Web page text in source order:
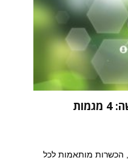
לקראת השנה האזרחית החדשה: 4 מגמות
הכשרות מותאמות לכל